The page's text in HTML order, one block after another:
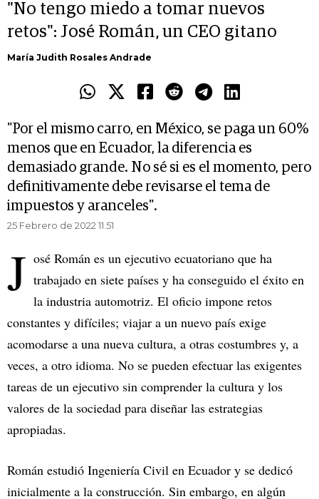
"No tengo miedo a tomar nuevos
retos": José Román, un CEO gitano
María Judith Rosales Andrade
"Por el mismo carro, en México, se paga un 60%
menos que en Ecuador, la diferencia es
demasiado grande. No sé si es el momento, pero
definitivamente debe revisarse el tema de
impuestos y aranceles".
25 Febrero de 2022 11.51
J osé Román es un ejecutivo ecuatoriano que ha
trabajado en siete países y ha conseguido el éxito en
la industria automotriz. El oficio impone retos
constantes y difíciles; viajar a un nuevo país exige
acomodarse a una nueva cultura, a otras costumbres y, a
veces, a otro idioma. No se pueden efectuar las exigentes
tareas de un ejecutivo sin comprender la cultura y los
valores de la sociedad para diseñar las estrategias
apropiadas.
Román estudió Ingeniería Civil en Ecuador y se dedicó
inicialmente a la construcción. Sin embargo, en algún